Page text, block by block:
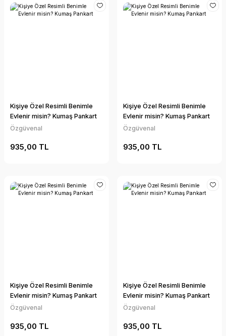
Kişiye Özel Resimli Benimle
Evlenir misin? Kumaş Pankart
Özgüvenal
935,00 TL
Kişiye Özel Resimli Benimle
Evlenir misin? Kumaş Pankart
Özgüvenal
935,00 TL
Kişiye Özel Resimli Benimle
Evlenir misin? Kumaş Pankart
Özgüvenal
935,00 TL
Kişiye Özel Resimli Benimle
Evlenir misin? Kumaş Pankart
Özgüvenal
935,00 TL